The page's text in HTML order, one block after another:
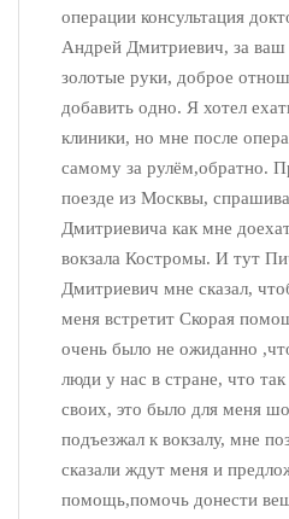
операции консультация
Андрей Дмитриевич, за ваш
золотые руки, доброе
добавить одно. Я хотел
клиники, но мне после
самому за рулём,обратно.
поезде из Москвы,
Дмитриевича как мне
вокзала Костромы. И тут
Дмитриевич мне сказал,
меня встретит Скорая
очень было не ожиданно
люди у нас в стране, что
своих, это было для меня
подъезжал к вокзалу, мне
сказали ждут меня и
помощь,помочь донести